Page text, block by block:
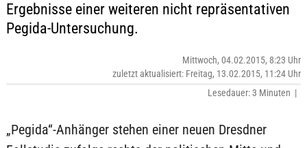
Ergebnisse einer weiteren nicht repräsentativen
Pegida-Untersuchung.
Mittwoch, 04.02.2015, 8:23 Uhr
zuletzt aktualisiert: Freitag, 13.02.2015, 11:24 Uhr
Lesedauer: 3 Minuten |
„Pegida“-Anhänger stehen einer neuen Dresdner